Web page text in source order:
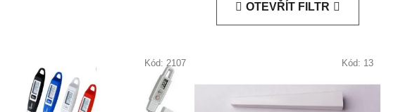
OTEVŘÍT FILTR
Kód: 2107 Kód: 13